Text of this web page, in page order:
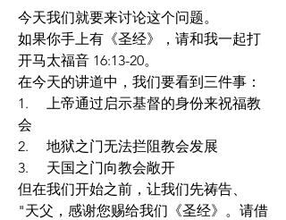
今天我们就要来讨论这个问题。
如果你手上有《圣经》，请和我一起打
开马太福音 16:13-20。
在今天的讲道中，我们要看到三件事：
1.     上帝通过启示基督的身份来祝福教
会
2.     地狱之门无法拦阻教会发展
3.     天国之门向教会敞开
但在我们开始之前，让我们先祷告、
"天父，感谢您赐给我们《圣经》。请借